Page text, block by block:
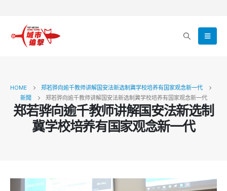
HOME
郑若骅向逾千教师讲解国安法新选制冀学校培养有国家观念新一代
新聞
郑若骅向逾千教师讲解国安法新选制冀学校培养有国家观念新一代
郑若骅向逾千教师讲解国安法新选制
冀学校培养有国家观念新一代